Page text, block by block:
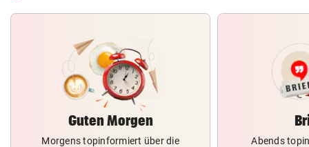
Guten Morgen
Morgens topinformiert über die
Abends